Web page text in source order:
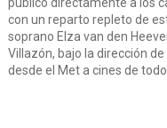
con un reparto repleto de
soprano Elza van den
Villazón, bajo la dirección
desde el Met a cines de